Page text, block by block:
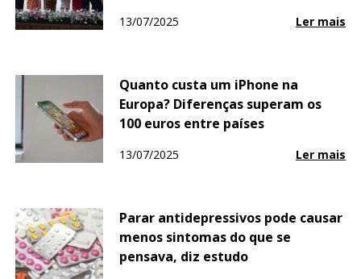
13/07/2025 Ler mais
Quanto custa um iPhone na
Europa? Diferenças superam os
100 euros entre países
13/07/2025 Ler mais
Parar antidepressivos pode causar
menos sintomas do que se
pensava, diz estudo